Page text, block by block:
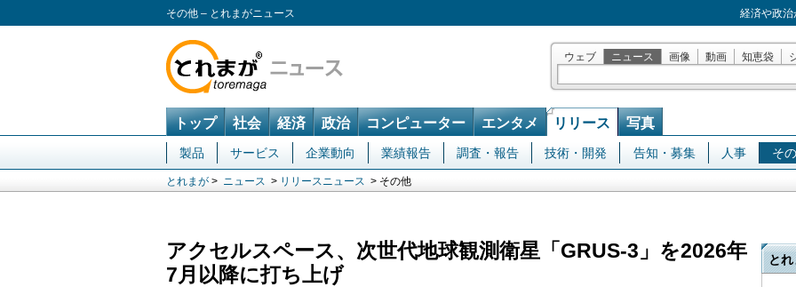
その他 – とれまがニュース 経済や政
ウェブ ニュース 画像 動画 知恵袋
トップ 社会 経済 政治 コンピューター エンタメ リリース 写真
製品 サービス 企業動向 業績報告 調査・報告 技術・開発 告知・募集 人事 そ
とれまが > ニュース > リリースニュース > その他
アクセルスペース、次世代地球観測衛星「GRUS-3」を2026年
7月以降に打ち上げ
とれ